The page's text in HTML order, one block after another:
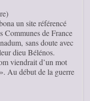
un site référencé
Communes de France
sans doute avec
dieu Bélénos.
viendrait d’un mot
Au début de la guerre